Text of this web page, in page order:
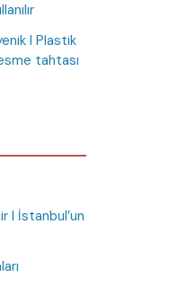
I Plastik
tahtası
I İstanbul’un